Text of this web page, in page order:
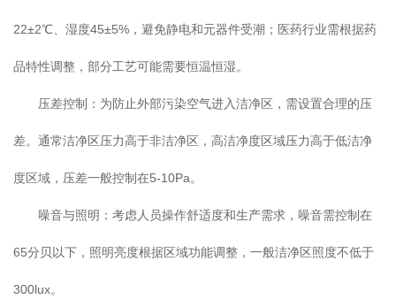
22±2℃、湿度45±5%，避免静电和元器件受潮；医药行业需根据药
品特性调整，部分工艺可能需要恒温恒湿。
压差控制：为防止外部污染空气进入洁净区，需设置合理的压
差。通常洁净区压力高于非洁净区，高洁净度区域压力高于低洁净
度区域，压差一般控制在5-10Pa。
噪音与照明：考虑人员操作舒适度和生产需求，噪音需控制在
65分贝以下，照明亮度根据区域功能调整，一般洁净区照度不低于
300lux。